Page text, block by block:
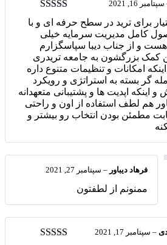
امتیاز از 5
سپتامبر 16, 2021
برای ترید در سطح حرفه ای و با
کامل مدیریت سرمایه خیلی
و از جناب دیبا سپاسگزارم
کمک بزرگشون به جامعه تریدری
امکانات و تنظیمات متنوع داره
گر بسته به استراتژی و رویکرد
و اینکه اپدیت ها و پشتیبانی متعهدانه
هم لطف استفاده از اون و راحتی
مطمئن بودن انتخاب رو بیشتر و
فرهاد دیباور – سپتامبر 27, 2021
ممنونم از لطفتون
– سپتامبر 17, 2021